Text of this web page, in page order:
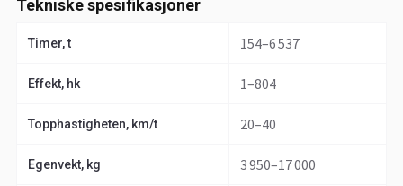
Tekniske spesifikasjoner
Timer, t 154–6 537
Effekt, hk 1–804
Topphastigheten, km/t 20–40
Egenvekt, kg 3 950–17 000